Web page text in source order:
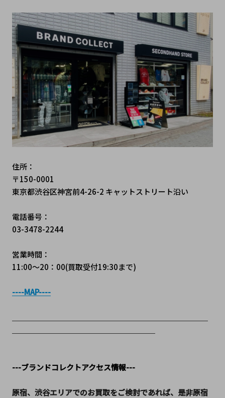
住所：
〒150-0001
東京都渋谷区神宮前4-26-2 キャットストリート沿い
電話番号：
03-3478-2244
営業時間：
11:00～20：00(買取受付19:30まで)
----MAP----
---ブランドコレクトアクセス情報---
原宿、渋谷エリアでのお買取をご検討であれば、是非原宿